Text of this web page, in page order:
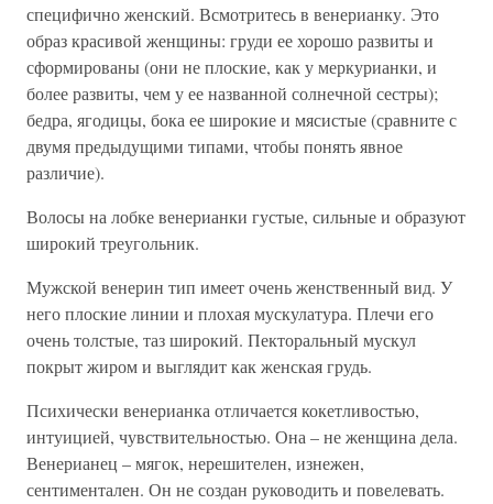
специфично женский. Всмотритесь в венерианку. Это
образ красивой женщины: груди ее хорошо развиты и
сформированы (они не плоские, как у меркурианки, и
более развиты, чем у ее названной солнечной сестры);
бедра, ягодицы, бока ее широкие и мясистые (сравните с
двумя предыдущими типами, чтобы понять явное
различие).
Волосы на лобке венерианки густые, сильные и образуют
широкий треугольник.
Мужской венерин тип имеет очень женственный вид. У
него плоские линии и плохая мускулатура. Плечи его
очень толстые, таз широкий. Пекторальный мускул
покрыт жиром и выглядит как женская грудь.
Психически венерианка отличается кокетливостью,
интуицией, чувствительностью. Она – не женщина дела.
Венерианец – мягок, нерешителен, изнежен,
сентиментален. Он не создан руководить и повелевать.